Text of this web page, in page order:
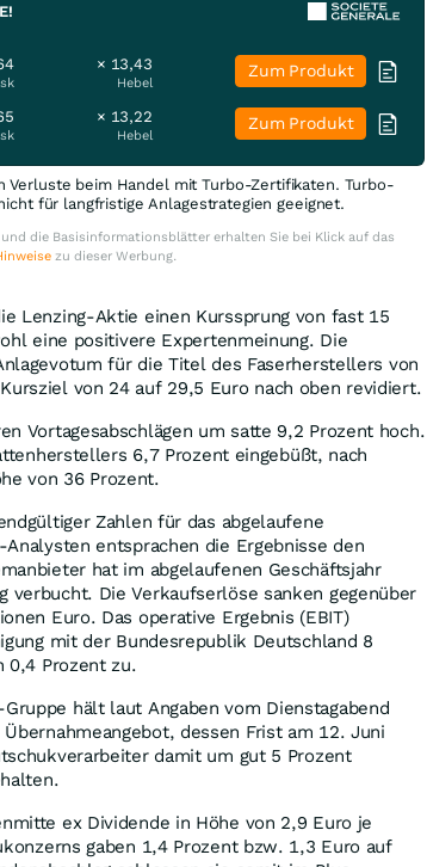
× 13,43
Hebel
Zum Produkt
× 13,22
Hebel
Zum Produkt
beim Handel mit Turbo-Zertifikaten. Turbo-
für langfristige Anlagestrategien geeignet.
die Basisinformationsblätter erhalten Sie bei Klick auf das
zu dieser Werbung.
Lenzing-Aktie einen Kurssprung von fast 15
eine positivere Expertenmeinung. Die
für die Titel des Faserherstellers von
von 24 auf 29,5 Euro nach oben revidiert.
Vortagesabschlägen um satte 9,2 Prozent hoch.
6,7 Prozent eingebüßt, nach
von 36 Prozent.
Zahlen für das abgelaufene
entsprachen die Ergebnisse den
hat im abgelaufenen Geschäftsjahr
verbucht. Die Verkaufserlöse sanken gegenüber
Euro. Das operative Ergebnis (EBIT)
mit der Bundesrepublik Deutschland 8
0,4 Prozent zu.
hält laut Angaben vom Dienstagabend
dessen Frist am 12. Juni
damit um gut 5 Prozent
ex Dividende in Höhe von 2,9 Euro je
gaben 1,4 Prozent bzw. 1,3 Euro auf